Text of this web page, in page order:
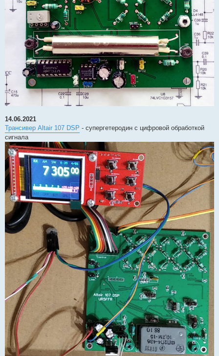
14.06.2021
Трансивер Altair 107 DSP - супергетеродин с цифровой обработкой
сигнала